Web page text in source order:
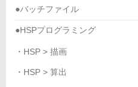
●バッチファイル
●HSPプログラミング
・HSP > 描画
・HSP > 算出